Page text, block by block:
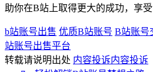
助你在B站上取得更大的成功，享
b站账号出售 优质B站账号 B站账号
站账号出售平台
转载请说明出处 内容投诉内容投诉